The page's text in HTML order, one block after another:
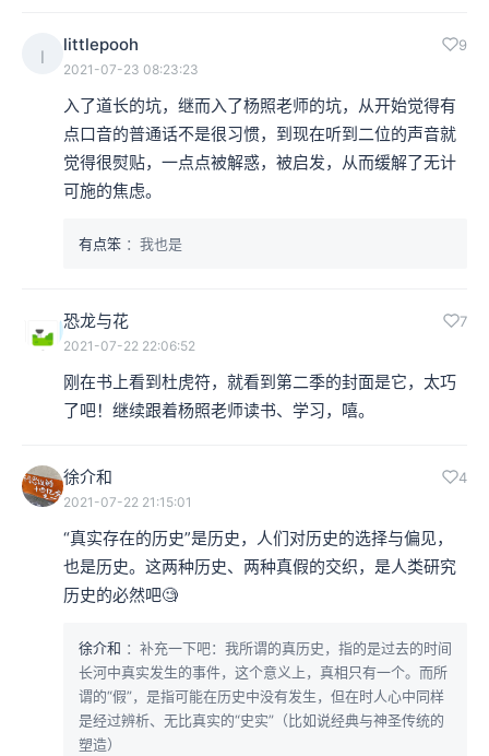
l
littlepooh 9
2021-07-23 08:23:23
入了道长的坑，继而入了杨照老师的坑，从开始觉得有
点口音的普通话不是很习惯，到现在听到二位的声音就
觉得很熨贴，一点点被解惑，被启发，从而缓解了无计
可施的焦虑。
有点笨 ：我也是
恐龙与花 7
2021-07-22 22:06:52
刚在书上看到杜虎符，就看到第二季的封面是它，太巧
了吧！继续跟着杨照老师读书、学习，嘻。
徐介和 4
2021-07-22 21:15:01
“真实存在的历史”是历史，人们对历史的选择与偏见，
也是历史。这两种历史、两种真假的交织，是人类研究
历史的必然吧🧐
徐介和 ：补充一下吧：我所谓的真历史，指的是过去的时间
长河中真实发生的事件，这个意义上，真相只有一个。而所
谓的“假”，是指可能在历史中没有发生，但在时人心中同样
是经过辨析、无比真实的“史实”（比如说经典与神圣传统的
塑造）